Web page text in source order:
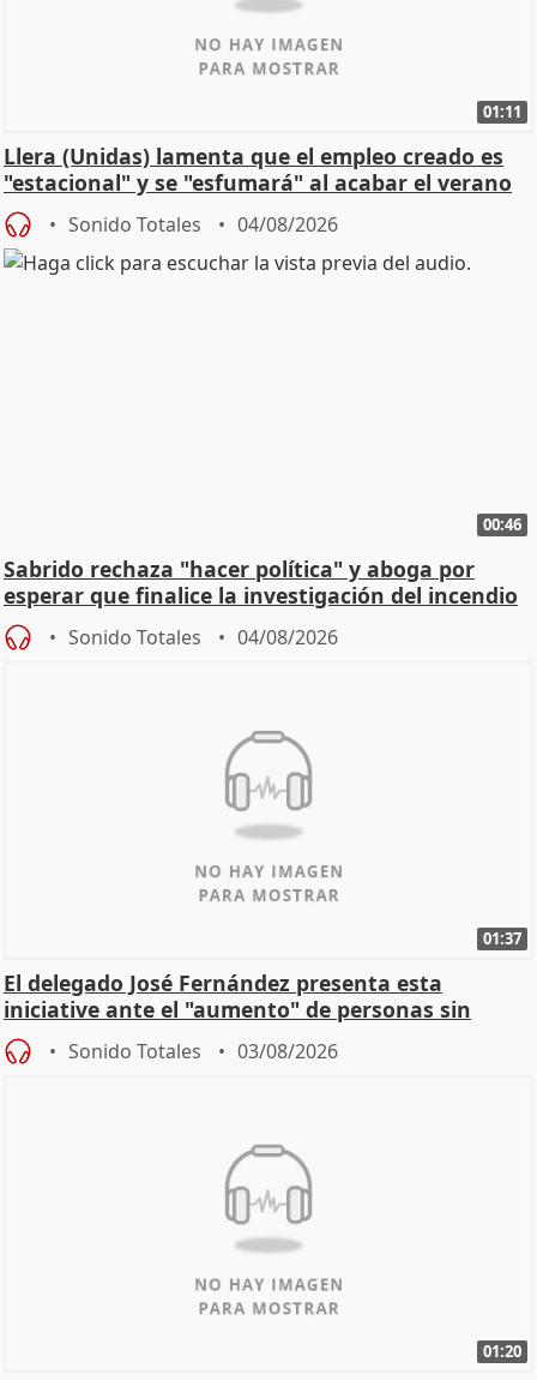
01:11
Llera (Unidas) lamenta que el empleo creado es
"estacional" y se "esfumará" al acabar el verano
Sonido Totales 04/08/2026
00:46
Sabrido rechaza "hacer política" y aboga por
esperar que finalice la investigación del incendio
Sonido Totales 04/08/2026
01:37
El delegado José Fernández presenta esta
iniciative ante el "aumento" de personas sin
hogar en Madri
Sonido Totales 03/08/2026
01:20